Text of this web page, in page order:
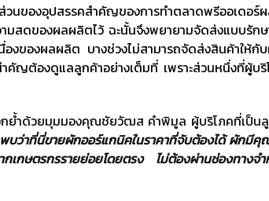
อุปสรรคสำคัญของการทำตลาดพรีออเดอร์ผล
มสดของผลผลิตไว้ ฉะนั้นจึงพยายามจัดส่งแบบรัก
องของผลผลิต บางช่วงไม่สามารถจัดส่งสินค้าให้กั
คัญต้องดูแลลูกค้าอย่างเต็มที่ เพราะส่วนหนึ่งที่ผู้บริ
มุมมองคุณชัยวัฒส คำพิมูล ผู้บริโภคที่เป็นลูกค้
บว่าที่นี่ขายผักออร์แกนิคในราคาที่จับต้องได้ ผักมี
เกษตรกรรายย่อยโดยตรง ไม่ต้องผ่านช่องทางจ